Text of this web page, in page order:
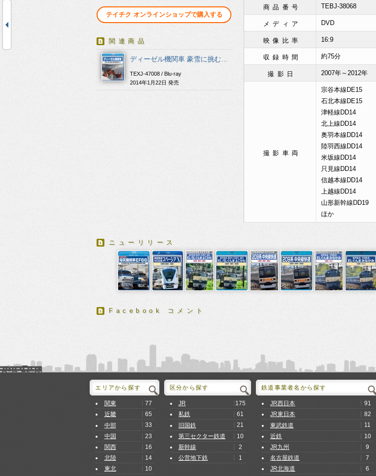
テイチク オンラインショップで購入する
関連商品
TEXJ-47008 / Blu-ray
2014年1月22日 発売
商品番号 TEBJ-38068
メディア DVD
映像比率 16:9
収録時間 約75分
撮影日 2007年～2012年
撮影車両
宗谷本線DE15
石北本線DE15
津軽線DD14
北上線DD14
奥羽本線DD14
陸羽西線DD14
米坂線DD14
只見線DD14
信越本線DD14
上越線DD14
山形新幹線DD19
ほか
ニューリリース
Facebook コメント
エリアから探す
関東
77
近畿
65
中部
33
中国
23
関西
16
北陸
14
東北
10
区分から探す
JR
175
私鉄
61
旧国鉄
21
第三セクター鉄道
10
新幹線
2
公営地下鉄
1
鉄道事業者名から探す
JR西日本
91
JR東日本
82
東武鉄道
11
近鉄
10
JR九州
9
名古屋鉄道
7
JR北海道
6